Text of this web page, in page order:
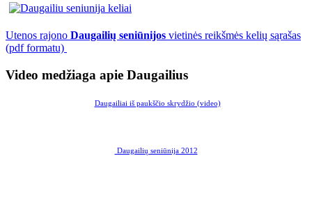
Utenos rajono Daugailių seniūnijos vietinės reikšmės kelių sąrašas
(pdf formatu)
Video medžiaga apie Daugailius
Daugailiai iš paukščio skrydžio (video)
Daugailių seniūnija 2012